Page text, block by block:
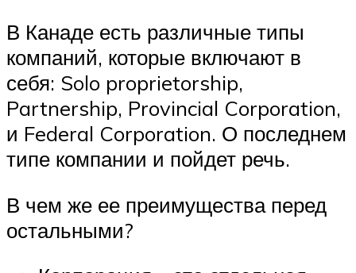
В Канаде есть различные типы
компаний, которые включают в
себя: Solo proprietorship,
Partnership, Provincial Corporation,
и Federal Corporation. О последнем
типе компании и пойдет речь.
В чем же ее преимущества перед
остальными?